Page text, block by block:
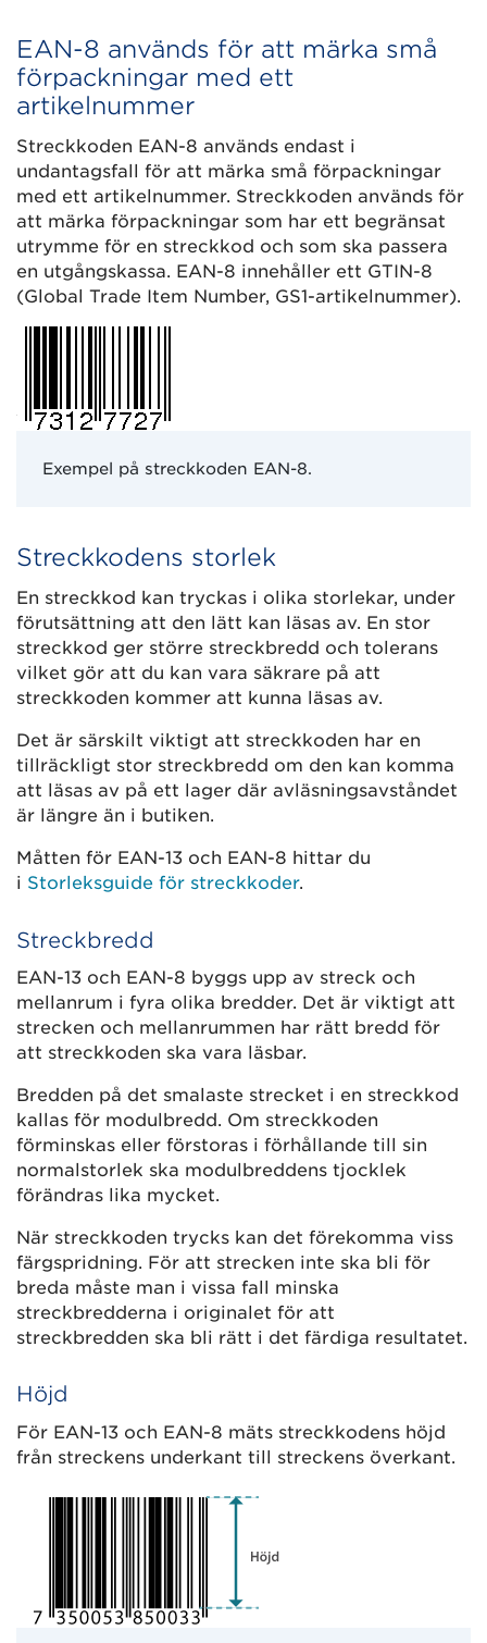
EAN-8 används för att märka små
förpackningar med ett
artikelnummer
Streckkoden EAN-8 används endast i
undantagsfall för att märka små förpackningar
med ett artikelnummer. Streckkoden används för
att märka förpackningar som har ett begränsat
utrymme för en streckkod och som ska passera
en utgångskassa. EAN-8 innehåller ett GTIN-8
(Global Trade Item Number, GS1-artikelnummer).
Exempel på streckkoden EAN-8.
Streckkodens storlek
En streckkod kan tryckas i olika storlekar, under
förutsättning att den lätt kan läsas av. En stor
streckkod ger större streckbredd och tolerans
vilket gör att du kan vara säkrare på att
streckkoden kommer att kunna läsas av.
Det är särskilt viktigt att streckkoden har en
tillräckligt stor streckbredd om den kan komma
att läsas av på ett lager där avläsningsavståndet
är längre än i butiken.
Måtten för EAN-13 och EAN-8 hittar du
i Storleksguide för streckkoder.
Streckbredd
EAN-13 och EAN-8 byggs upp av streck och
mellanrum i fyra olika bredder. Det är viktigt att
strecken och mellanrummen har rätt bredd för
att streckkoden ska vara läsbar.
Bredden på det smalaste strecket i en streckkod
kallas för modulbredd. Om streckkoden
förminskas eller förstoras i förhållande till sin
normalstorlek ska modulbreddens tjocklek
förändras lika mycket.
När streckkoden trycks kan det förekomma viss
färgspridning. För att strecken inte ska bli för
breda måste man i vissa fall minska
streckbredderna i originalet för att
streckbredden ska bli rätt i det färdiga resultatet.
Höjd
För EAN-13 och EAN-8 mäts streckkodens höjd
från streckens underkant till streckens överkant.